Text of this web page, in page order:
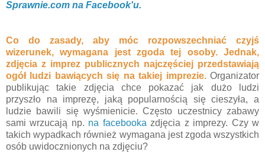
Sprawnie.com na Facebook'u.
Co do zasady, aby móc rozpowszechniać czyjś
wizerunek, wymagana jest zgoda tej osoby. Jednak,
zdjęcia z imprez publicznych najczęściej przedstawiają
ogół ludzi bawiących się na takiej imprezie. Organizator
publikując takie zdjęcia chce pokazać jak dużo ludzi
przyszło na imprezę, jaką popularnością się cieszyła, a
ludzie bawili się wyśmienicie. Często uczestnicy zabawy
sami wrzucają np. na facebooka zdjęcia z imprezy. Czy w
takich wypadkach również wymagana jest zgoda wszystkich
osób uwidocznionych na zdjęciu?